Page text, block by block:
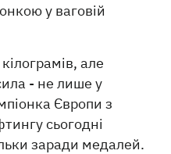
у ваговій
але
- не лише у
Європи з
сьогодні
заради медалей.